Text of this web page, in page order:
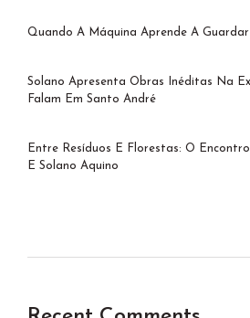
Quando A Máquina Aprende A
Solano Apresenta Obras Inéditas Na
Falam Em Santo André
Entre Resíduos E Florestas: O
E Solano Aquino